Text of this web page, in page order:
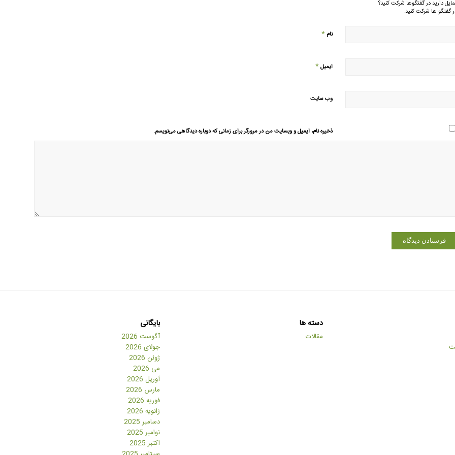
دارید در گفتگوها شرکت کنید؟
گفتگو ها شرکت کنید.
نام *
ایمیل*
وب‌ سایت
ذخیره نام، ایمیل و وبسایت من در مرورگر برای زمانی که دوباره دیدگاهی می‌نویسم.
دسته ها
مقالات
بایگانی
آگوست 2026
جولای 2026
ژوئن 2026
می 2026
آوریل 2026
مارس 2026
فوریه 2026
ژانویه 2026
دسامبر 2025
نوامبر 2025
اکتبر 2025